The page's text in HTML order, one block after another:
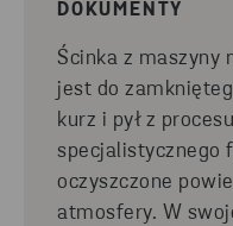
DOKUMENTY
Ścinka z maszyny
jest do
kurz i pył z
specjalistycznego
oczyszczone
atmosfery. W